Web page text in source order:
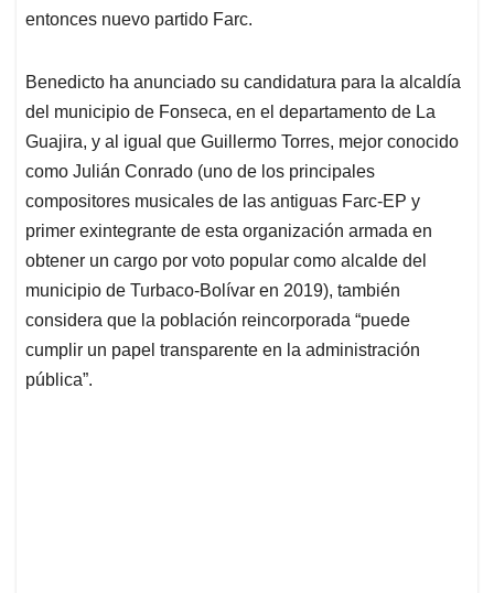
entonces nuevo partido Farc.
Benedicto ha anunciado su candidatura para la alcaldía
del municipio de Fonseca, en el departamento de La
Guajira, y al igual que Guillermo Torres, mejor conocido
como Julián Conrado (uno de los principales
compositores musicales de las antiguas Farc-EP y
primer exintegrante de esta organización armada en
obtener un cargo por voto popular como alcalde del
municipio de Turbaco-Bolívar en 2019), también
considera que la población reincorporada “puede
cumplir un papel transparente en la administración
pública”.